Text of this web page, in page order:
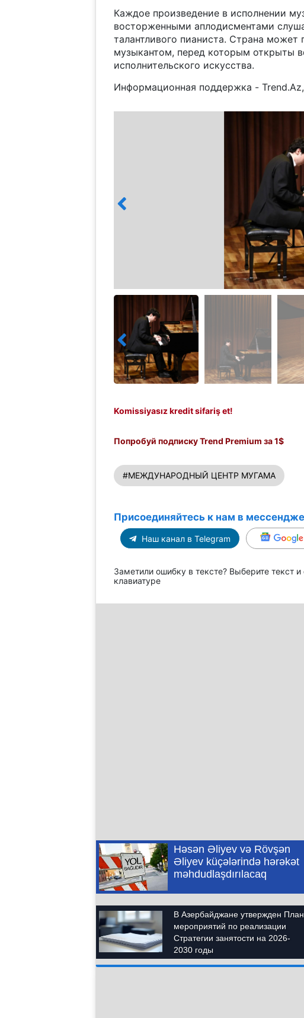
Каждое произведение в исполнении
восторженными аплодисментами
талантливого пианиста. Страна
музыкантом, перед которым открыты
исполнительского искусства.
Информационная поддержка -
Komissiyasız kredit sifariş et!
Попробуй подписку Trend Premium за 1$
#МЕЖДУНАРОДНЫЙ ЦЕНТР МУГАМА
Присоединяйтесь к нам в
Наш канал в Telegram
Заметили ошибку в тексте? Выберите текст
клавиатуре